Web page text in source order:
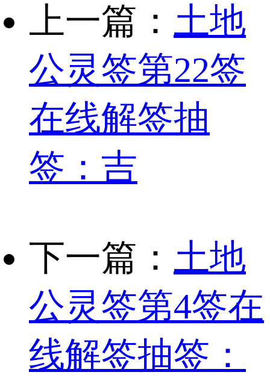
上一篇： 土地
公灵签第22签
在线解签抽
签：吉
下一篇： 土地
公灵签第4签在
线解签抽签：